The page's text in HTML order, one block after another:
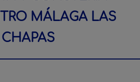
MÁLAGA LAS
CHAPAS